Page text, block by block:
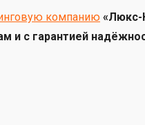
компанию «Люкс-
и с гарантией